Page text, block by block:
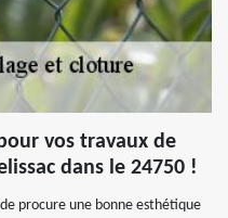
vos travaux de
dans le 24750 !
procure une bonne esthétique